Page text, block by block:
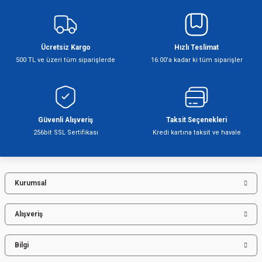
Görüş ve önerileriniz için teşekkür ederiz.
Ürün resmi kalitesiz, bozuk veya görüntülenemiyor.
Ürün bilgilerinde hatalar bulunuyor.
Ürün fiyatı diğer sitelerden daha pahalı.
Bu ürüne benzer farklı alternatifler olmalı.
Gönder
Ücretsiz Kargo
500 TL ve üzeri tüm siparişlerde
Hızlı Teslimat
16:00’a kadar ki tüm siparişler
Güvenli Alışveriş
256bit SSL Sertifikası
Taksit Seçenekleri
Kredi kartına taksit ve havale
Kurumsal
Alışveriş
Bilgi